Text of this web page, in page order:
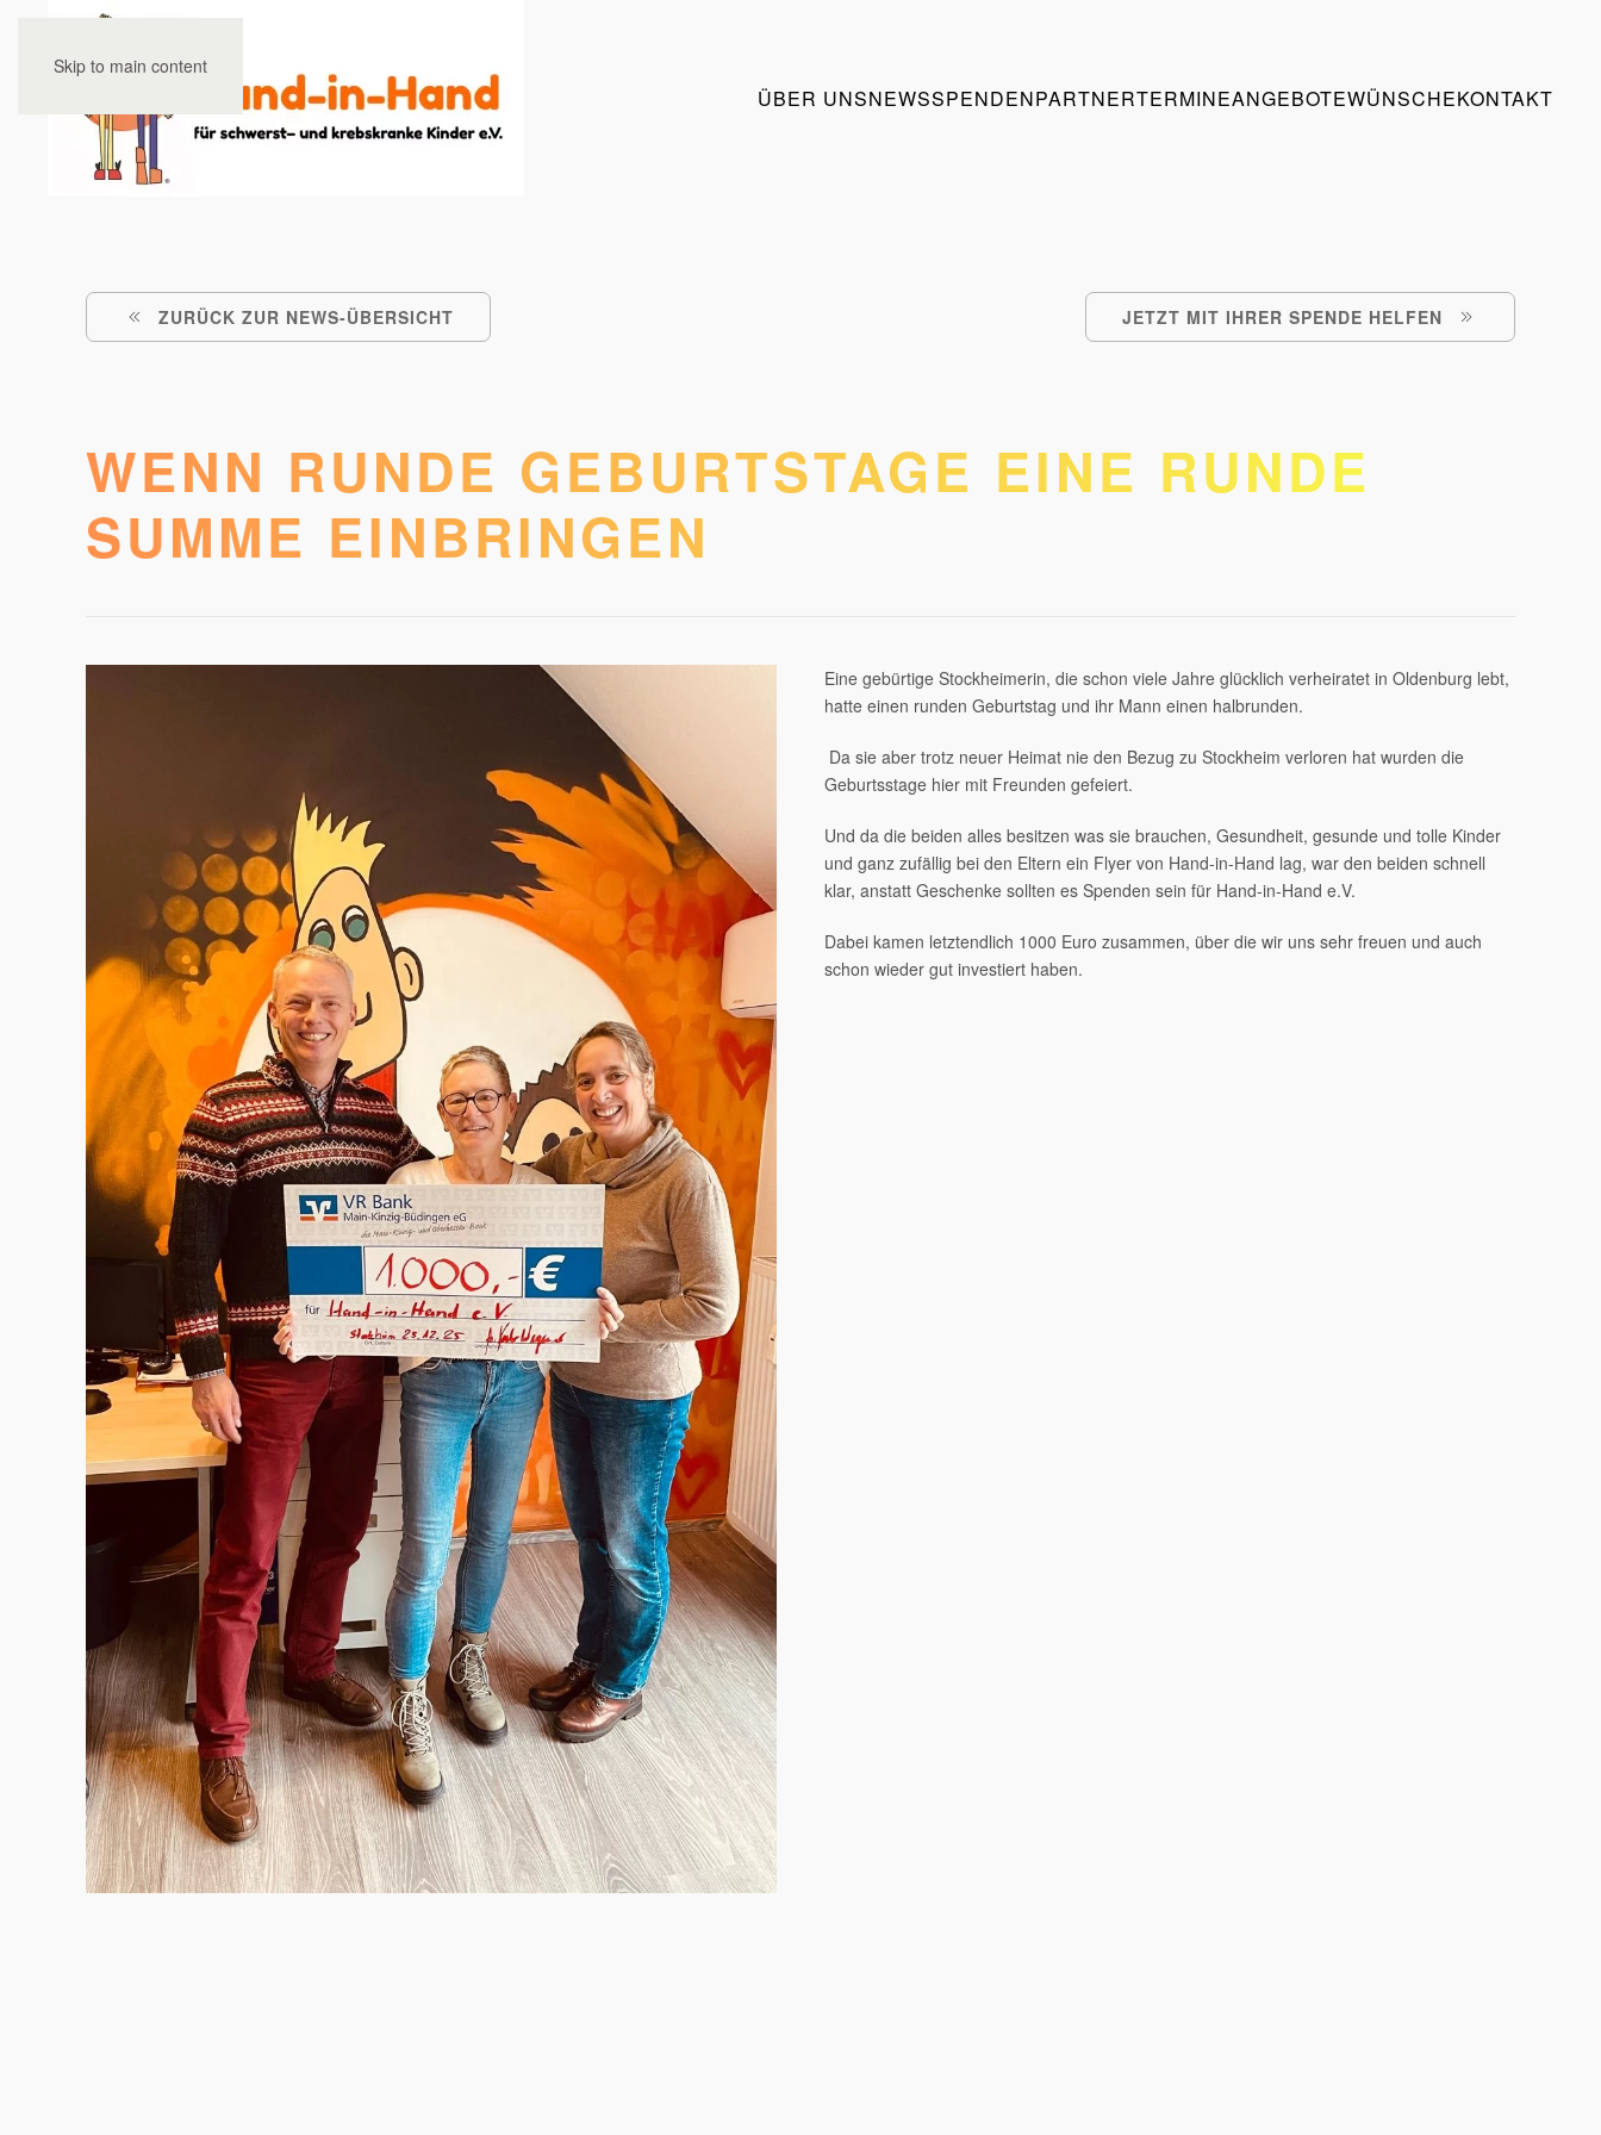
Skip to main content
ÜBER UNSNEWSSPENDENPARTNERTERMINEANGEBOTEWÜNSCHEKONTAKT
ZURÜCK ZUR NEWS-ÜBERSICHT JETZT MIT IHRER SPENDE HELFEN
WENN RUNDE GEBURTSTAGE EINE RUNDE
SUMME EINBRINGEN
Eine gebürtige Stockheimerin, die schon viele Jahre glücklich verheiratet in Oldenburg lebt,
hatte einen runden Geburtstag und ihr Mann einen halbrunden.
Da sie aber trotz neuer Heimat nie den Bezug zu Stockheim verloren hat wurden die
Geburtsstage hier mit Freunden gefeiert.
Und da die beiden alles besitzen was sie brauchen, Gesundheit, gesunde und tolle Kinder
und ganz zufällig bei den Eltern ein Flyer von Hand-in-Hand lag, war den beiden schnell
klar, anstatt Geschenke sollten es Spenden sein für Hand-in-Hand e.V.
Dabei kamen letztendlich 1000 Euro zusammen, über die wir uns sehr freuen und auch
schon wieder gut investiert haben.